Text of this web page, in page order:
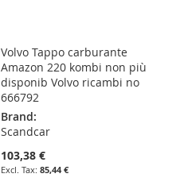
Volvo Tappo carburante
Amazon 220 kombi non più
disponib Volvo ricambi no
666792
Brand:
Scandcar
103,38 €
85,44 €